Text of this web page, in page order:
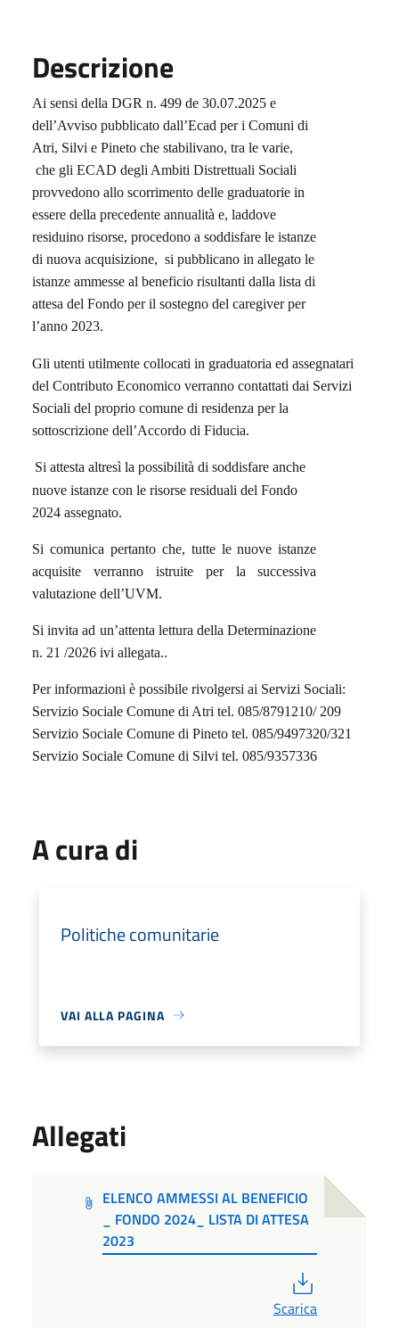
Descrizione
Ai sensi della DGR n. 499 de 30.07.2025 e
dell’Avviso pubblicato dall’Ecad per i Comuni di
Atri, Silvi e Pineto che stabilivano, tra le varie,
che gli ECAD degli Ambiti Distrettuali Sociali
provvedono allo scorrimento delle graduatorie in
essere della precedente annualità e, laddove
residuino risorse, procedono a soddisfare le istanze
di nuova acquisizione, si pubblicano in allegato le
istanze ammesse al beneficio risultanti dalla lista di
attesa del Fondo per il sostegno del caregiver per
l’anno 2023.
Gli utenti utilmente collocati in graduatoria ed assegnatari
del Contributo Economico verranno contattati dai Servizi
Sociali del proprio comune di residenza per la
sottoscrizione dell’Accordo di Fiducia.
Si attesta altresì la possibilità di soddisfare anche
nuove istanze con le risorse residuali del Fondo
2024 assegnato.
Si comunica pertanto che, tutte le nuove istanze
acquisite verranno istruite per la successiva
valutazione dell’UVM.
Si invita ad un’attenta lettura della Determinazione
n. 21 /2026 ivi allegata..
Per informazioni è possibile rivolgersi ai Servizi Sociali:
Servizio Sociale Comune di Atri tel. 085/8791210/ 209
Servizio Sociale Comune di Pineto tel. 085/9497320/321
Servizio Sociale Comune di Silvi tel. 085/9357336
A cura di
Politiche comunitarie
VAI ALLA PAGINA
Allegati
ELENCO AMMESSI AL BENEFICIO
_ FONDO 2024_ LISTA DI ATTESA
2023
Scarica